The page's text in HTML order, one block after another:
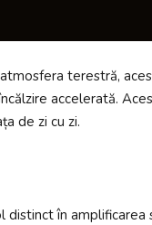
terestră,
accelerată.
de zi cu zi.
în